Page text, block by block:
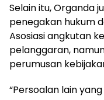
Selain itu, Organda
penegakan hukum
Asosiasi angkutan
pelanggaran,
perumusan
“Persoalan lain